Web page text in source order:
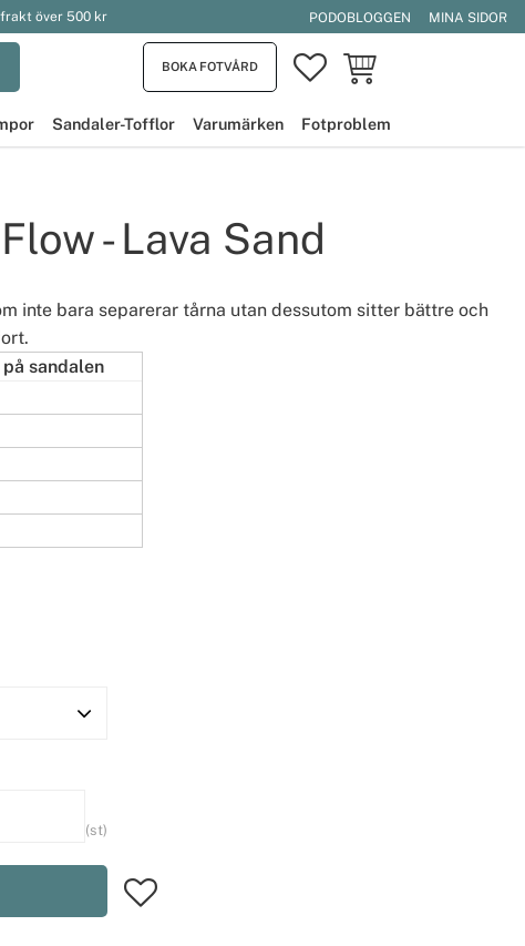
över 500 kr PODOBLOGGEN MINA SIDOR
BOKA FOTVÅRD FAVORITER
KUNDVAGN
Sandaler-Tofflor Varumärken Fotproblem
- Lava Sand
inte bara separerar tårna utan dessutom sitter bättre och
sandalen
st
Lägg till i favoriter